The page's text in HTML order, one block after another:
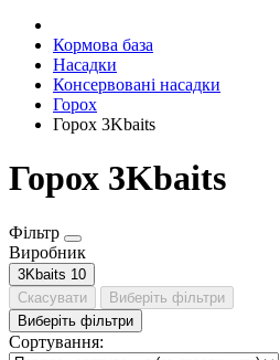
Кормова база
Насадки
Консервовані насадки
Горох
Горох 3Kbaits
Горох 3Kbaits
Фільтр
Виробник
3Kbaits 10
Скасувати
Виберіть фільтри
Виберіть фільтри
Сортування: